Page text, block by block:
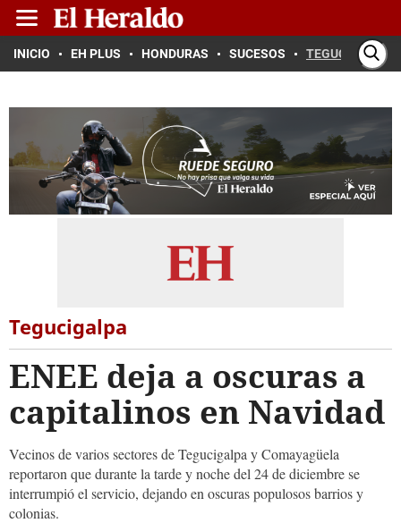
INICIO EH PLUS HONDURAS SUCESOS TEGUCIGALPA
Tegucigalpa
ENEE deja a oscuras a
capitalinos en Navidad
Vecinos de varios sectores de Tegucigalpa y Comayagüela
reportaron que durante la tarde y noche del 24 de diciembre se
interrumpió el servicio, dejando en oscuras populosos barrios y
colonias.